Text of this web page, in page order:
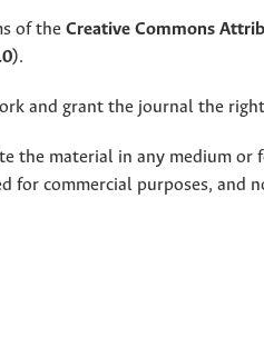
of the Creative Commons
.
and grant the journal the
the material in any medium
for commercial purposes, and